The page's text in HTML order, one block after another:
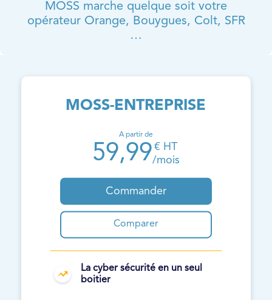
MOSS marche quelque soit votre
opérateur Orange, Bouygues, Colt, SFR
…
MOSS-ENTREPRISE
A partir de
59,99 € HT
/mois
Commander
Comparer
La cyber sécurité en un seul
boitier